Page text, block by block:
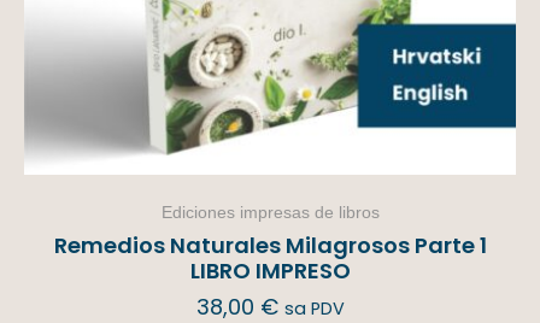
Ediciones impresas de libros
Remedios Naturales Milagrosos Parte 1
LIBRO IMPRESO
38,00 € sa PDV